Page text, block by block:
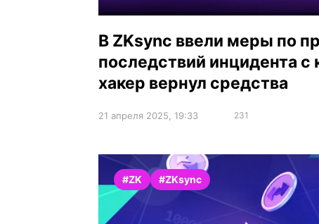
В ZKsync ввели меры по
последствий инцидента с
хакер вернул средства
21 апреля 2025, 19:33 231
#ZK #ZKsync